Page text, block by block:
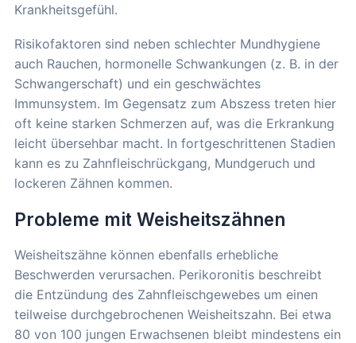
Krankheitsgefühl.
Risikofaktoren sind neben schlechter Mundhygiene
auch Rauchen, hormonelle Schwankungen (z. B. in der
Schwangerschaft) und ein geschwächtes
Immunsystem. Im Gegensatz zum Abszess treten hier
oft keine starken Schmerzen auf, was die Erkrankung
leicht übersehbar macht. In fortgeschrittenen Stadien
kann es zu Zahnfleischrückgang, Mundgeruch und
lockeren Zähnen kommen.
Probleme mit Weisheitszähnen
Weisheitszähne können ebenfalls erhebliche
Beschwerden verursachen. Perikoronitis beschreibt
die Entzündung des Zahnfleischgewebes um einen
teilweise durchgebrochenen Weisheitszahn. Bei etwa
80 von 100 jungen Erwachsenen bleibt mindestens ein